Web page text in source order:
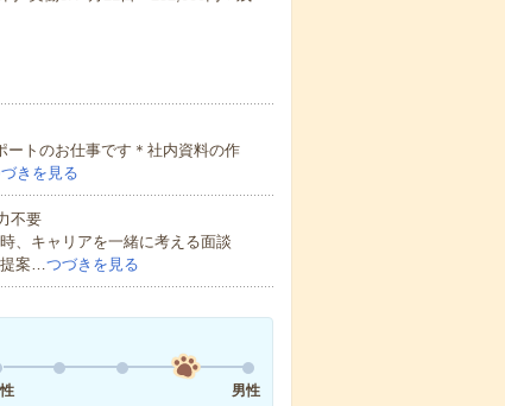
ートのお仕事です＊社内資料の作
きを見る
不要
、キャリアを一緒に考える面談
案… つづきを見る
男性